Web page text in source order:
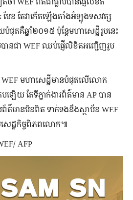
ែន តែវាកើតឡើងតាំងអំឡុងទសវត្ស
តគឺឆ្នាំ២០១៥ ប៉ុន្តែមហាសេដ្ឋីរូបនេះ
នជា WEF ឈប់ផ្ញើលិខិតអញ្ជើញរូប
មហាសេដ្ឋីមានបំផុតលើលោក
ឡើយ តែទីភ្នាក់ងារព័ត៌មាន AP បាន
ព័ត៌មានមិនពិត ទាក់ទងនឹងស្ថាប័ន WEF
េដ្ឋកិច្ចពិភពលោក៕
AFP